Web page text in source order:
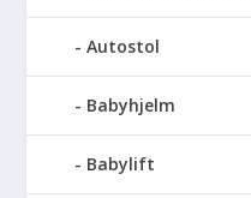
Autostol
Babyhjelm
Babylift